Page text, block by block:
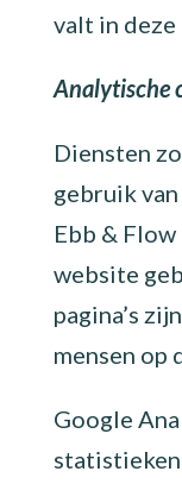
valt in
Analytische
Diensten
gebruik
Ebb &
website
pagina’s
mensen op
Google
statistieken